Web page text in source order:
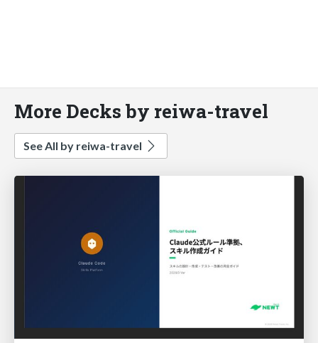
More Decks by reiwa-travel
See All by reiwa-travel